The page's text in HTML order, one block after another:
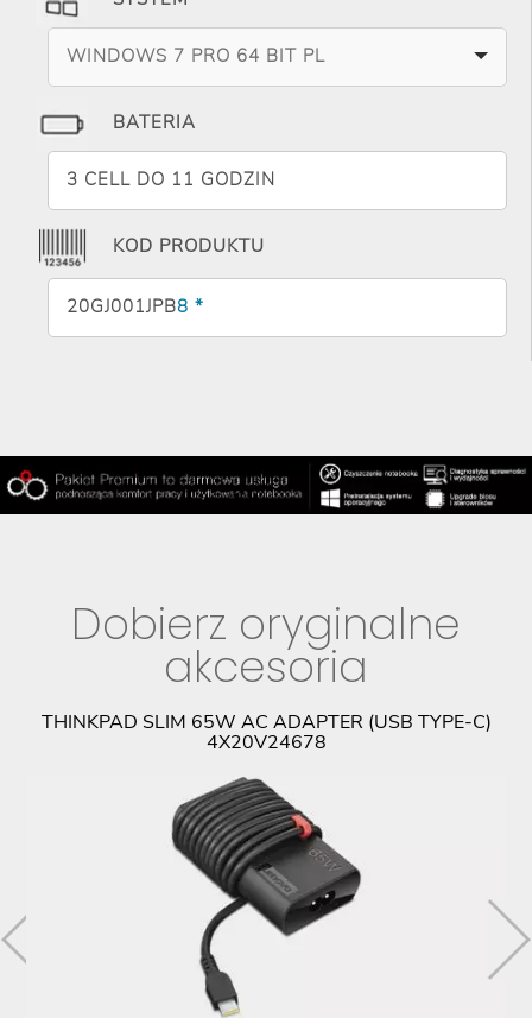
WINDOWS 7 PRO 64 BIT PL
BATERIA
3 CELL DO 11 GODZIN
KOD PRODUKTU
20GJ001JPB8 *
Dobierz oryginalne
akcesoria
THINKPAD SLIM 65W AC ADAPTER (USB TYPE-C)
4X20V24678